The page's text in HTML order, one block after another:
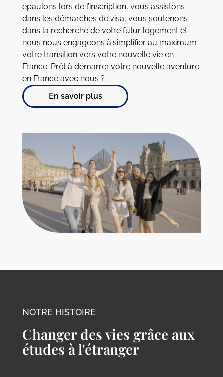
épaulons lors de l’inscription, vous assistons
dans les démarches de visa, vous soutenons
dans la recherche de votre futur logement et
nous nous engageons à simplifier au maximum
votre transition vers votre nouvelle vie en
France. Prêt à démarrer votre nouvelle aventure
en France avec nous ?
En savoir plus
NOTRE HISTOIRE
Changer des vies grâce aux
études à l'étranger